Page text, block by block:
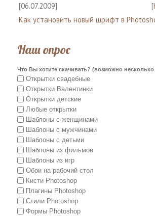
[06.07.2009]
[
Как установить новый шрифт в
Наш опрос
Что Вы хотите скачивать? (возможно несколько
Открытки свадебные
Открытки Валентинки
Открытки детские
Любые открытки
Шаблоны с женщинами
Шаблоны с мужчинами
Шаблоны с детьми
Шаблоны из фильмов
Шаблоны из игр
Обои на рабочий стол
Кисти Photoshop
Плагины Photoshop
Стили Photoshop
Формы Photoshop